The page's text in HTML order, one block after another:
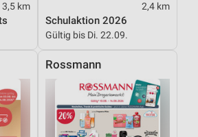
3,5 km 2,4 km
Schulaktion 2026
Gültig bis Di. 22.09.
Rossmann
durch Statistiken oder
aus verschiedenen